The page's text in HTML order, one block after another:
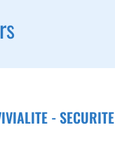
- SECURITE